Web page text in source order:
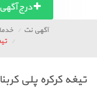
درج آگهی
آگهی نت خدمات
تیغه کرکره پلی